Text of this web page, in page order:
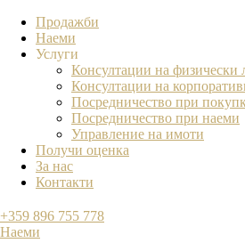
Продажби
Наеми
Услуги
Консултации на физически
Консултации на
Посредничество при
Посредничество при наеми
Управление на имоти
Получи оценка
За нас
Контакти
+359 896 755 778
Наеми